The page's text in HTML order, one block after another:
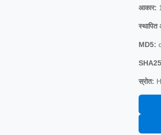
आकार:
MD5:
स्रोत: